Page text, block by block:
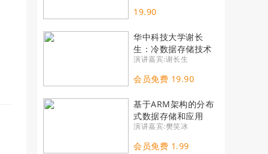
19.90
华中科技大学谢长
生：冷数据存储技术
现状与未来发展
演讲嘉宾:谢长生
会员免费 19.90
基于ARM架构的分布
式数据存储和应用
演讲嘉宾:樊笑冰
会员免费 1.99